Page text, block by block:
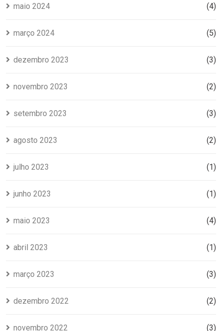
maio 2024 (4)
março 2024 (5)
dezembro 2023 (3)
novembro 2023 (2)
setembro 2023 (3)
agosto 2023 (2)
julho 2023 (1)
junho 2023 (1)
maio 2023 (4)
abril 2023 (1)
março 2023 (3)
dezembro 2022 (2)
novembro 2022 (3)